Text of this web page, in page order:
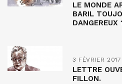
LE MONDE
BARIL
DANGEREUX
3 FÉVRIER 2017
LETTRE
FILLON.